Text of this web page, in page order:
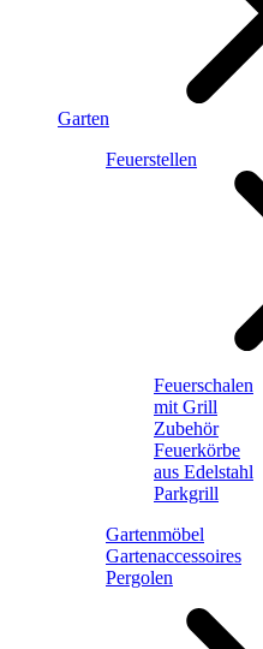
Garten
Feuerstellen
Feuerschalen
mit Grill
Zubehör
Feuerkörbe
aus Edelstahl
Parkgrill
Gartenmöbel
Gartenaccessoires
Pergolen